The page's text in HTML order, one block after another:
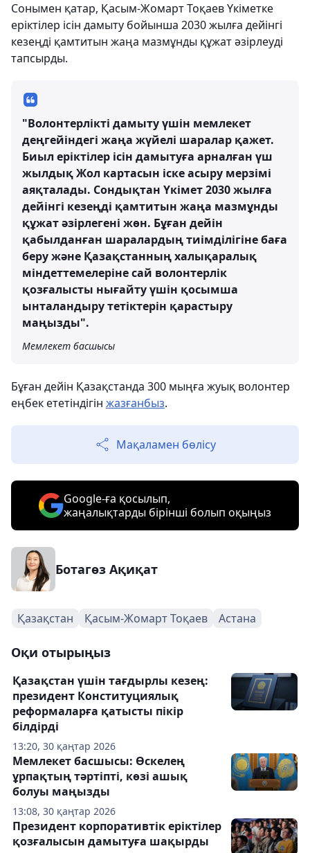
Сонымен қатар, Қасым-Жомарт Тоқаев Үкіметке
еріктілер ісін дамыту бойынша 2030 жылға дейінгі
кезеңді қамтитын жаңа мазмұнды құжат әзірлеуді
тапсырды.
"Волонтерлікті дамыту үшін мемлекет
деңгейіндегі жаңа жүйелі шаралар қажет.
Биыл еріктілер ісін дамытуға арналған үш
жылдық Жол картасын іске асыру мерзімі
аяқталады. Сондықтан Үкімет 2030 жылға
дейінгі кезеңді қамтитын жаңа мазмұнды
құжат әзірлегені жөн. Бұған дейін
қабылданған шаралардың тиімділігіне баға
беру және Қазақстанның халықаралық
міндеттемелеріне сай волонтерлік
қозғалысты нығайту үшін қосымша
ынталандыру тетіктерін қарастыру
маңызды".
Мемлекет басшысы
Бұған дейін Қазақстанда 300 мыңға жуық волонтер
еңбек ететіндігін жазғанбыз.
Мақаламен бөлісу
Google-ға қосылып,
жаңалықтарды бірінші болып оқыңыз
Ботагөз Ақиқат
Қазақстан Қасым-Жомарт Тоқаев Астана
Оқи отырыңыз
13:20, 30 қаңтар 2026
Қазақстан үшін тағдырлы кезең:
президент Конституциялық
реформаларға қатысты пікір
білдірді
13:08, 30 қаңтар 2026
Мемлекет басшысы: Өскелең
ұрпақтың тәртіпті, көзі ашық
болуы маңызды
Президент корпоративтік еріктілер
қозғалысын дамытуға шақырды